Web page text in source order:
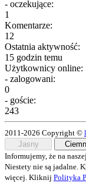
- oczekujące:
1
Komentarze:
12
Ostatnia aktywność:
15 godzin temu
Użytkownicy online:
- zalogowani:
0
- goście:
243
2011-2026 Copyright ©
Jasny
Informujemy, że na
Niestety nie są jadalne.
więcej. Kliknij Polityka